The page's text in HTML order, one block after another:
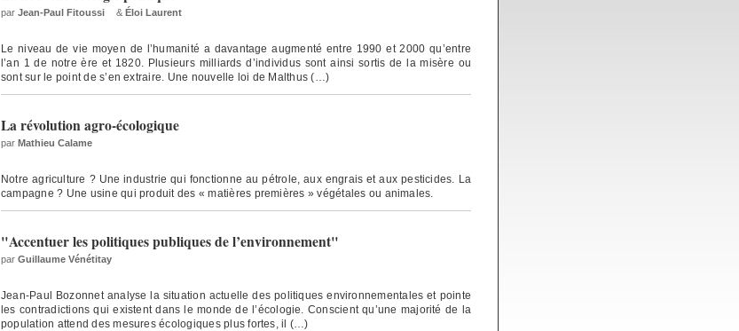
par Jean-Paul Fitoussi & Éloi Laurent
Le niveau de vie moyen de l’humanité a davantage augmenté entre 1990 et 2000 qu’entre
l’an 1 de notre ère et 1820. Plusieurs milliards d’individus sont ainsi sortis de la misère ou
sont sur le point de s’en extraire. Une nouvelle loi de Malthus (…)
La révolution agro-écologique
par Mathieu Calame
Notre agriculture ? Une industrie qui fonctionne au pétrole, aux engrais et aux pesticides. La
campagne ? Une usine qui produit des « matières premières » végétales ou animales.
"Accentuer les politiques publiques de l’environnement"
par Guillaume Vénétitay
Jean-Paul Bozonnet analyse la situation actuelle des politiques environnementales et pointe
les contradictions qui existent dans le monde de l’écologie. Conscient qu’une majorité de la
population attend des mesures écologiques plus fortes, il (…)